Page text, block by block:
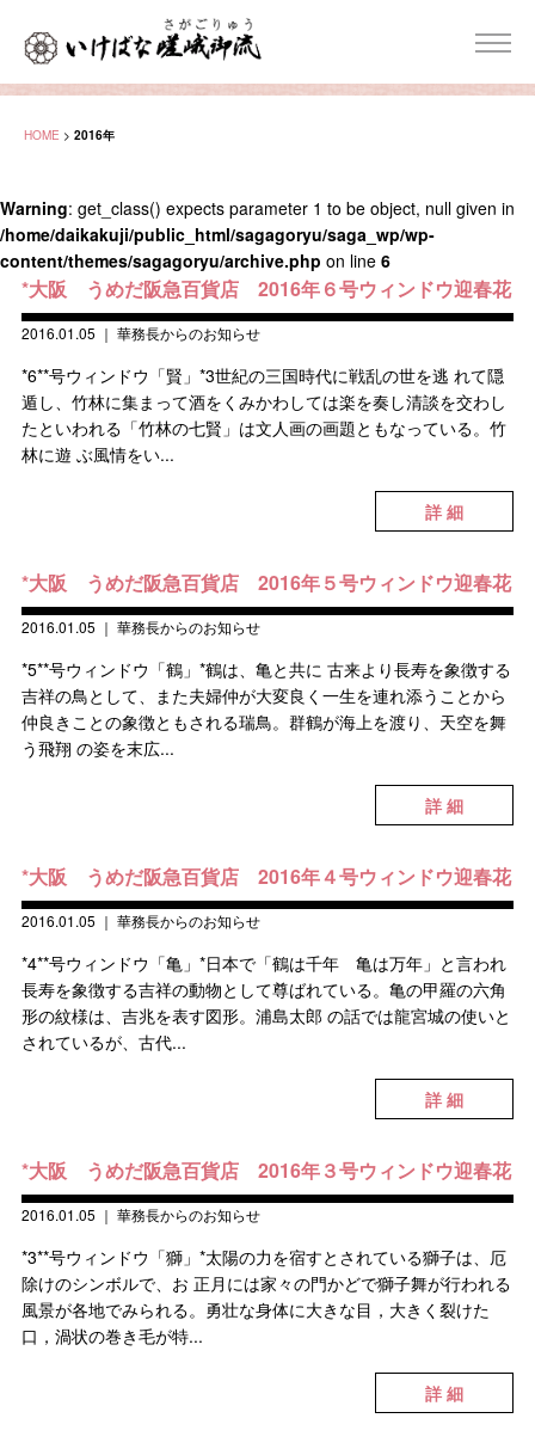
HOME > 2016年
Warning: get_class() expects parameter 1 to be object, null given in
/home/daikakuji/public_html/sagagoryu/saga_wp/wp-
content/themes/sagagoryu/archive.php on line 6
*大阪 うめだ阪急百貨店 2016年６号ウィンドウ迎春花
2016.01.05 ｜ 華務長からのお知らせ
*6**号ウィンドウ「賢」*3世紀の三国時代に戦乱の世を逃 れて隠
遁し、竹林に集まって酒をくみかわしては楽を奏し清談を交わし
たといわれる「竹林の七賢」は文人画の画題ともなっている。竹
林に遊 ぶ風情をい...
詳 細
*大阪 うめだ阪急百貨店 2016年５号ウィンドウ迎春花
2016.01.05 ｜ 華務長からのお知らせ
*5**号ウィンドウ「鶴」*鶴は、亀と共に 古来より長寿を象徴する
吉祥の鳥として、また夫婦仲が大変良く一生を連れ添うことから
仲良きことの象徴ともされる瑞鳥。群鶴が海上を渡り、天空を舞
う飛翔 の姿を末広...
詳 細
*大阪 うめだ阪急百貨店 2016年４号ウィンドウ迎春花
2016.01.05 ｜ 華務長からのお知らせ
*4**号ウィンドウ「亀」*日本で「鶴は千年 亀は万年」と言われ
長寿を象徴する吉祥の動物として尊ばれている。亀の甲羅の六角
形の紋様は、吉兆を表す図形。浦島太郎 の話では龍宮城の使いと
されているが、古代...
詳 細
*大阪 うめだ阪急百貨店 2016年３号ウィンドウ迎春花
2016.01.05 ｜ 華務長からのお知らせ
*3**号ウィンドウ「獅」*太陽の力を宿すとされている獅子は、厄
除けのシンボルで、お 正月には家々の門かどで獅子舞が行われる
風景が各地でみられる。勇壮な身体に大きな目，大きく裂けた
口，渦状の巻き毛が特...
詳 細